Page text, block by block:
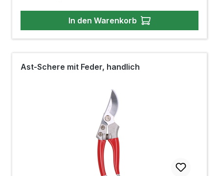
stummelfreie Schnitte. Ein einfach zu bedienende
Einhand-Sicherheitsriegel fixiert die Astschere sicher in
der geschlossenen Position und verhindert
unbeabsichtiges Lösen während der Aufbewahrung.
266 g
In den Warenkorb
Ast-Schere mit Feder, handlich